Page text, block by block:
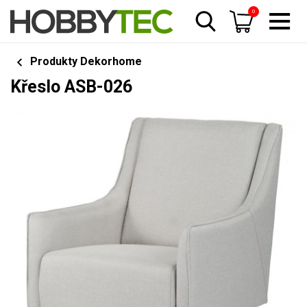
0
Produkty Dekorhome
Křeslo ASB-026